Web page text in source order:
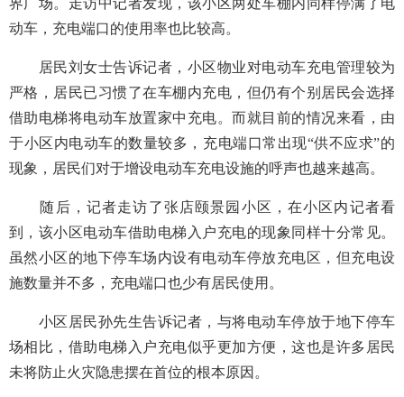
界广场。走访中记者发现，该小区两处车棚内同样停满了电
动车，充电端口的使用率也比较高。
居民刘女士告诉记者，小区物业对电动车充电管理较为
严格，居民已习惯了在车棚内充电，但仍有个别居民会选择
借助电梯将电动车放置家中充电。而就目前的情况来看，由
于小区内电动车的数量较多，充电端口常出现“供不应求”的
现象，居民们对于增设电动车充电设施的呼声也越来越高。
随后，记者走访了张店颐景园小区，在小区内记者看
到，该小区电动车借助电梯入户充电的现象同样十分常见。
虽然小区的地下停车场内设有电动车停放充电区，但充电设
施数量并不多，充电端口也少有居民使用。
小区居民孙先生告诉记者，与将电动车停放于地下停车
场相比，借助电梯入户充电似乎更加方便，这也是许多居民
未将防止火灾隐患摆在首位的根本原因。